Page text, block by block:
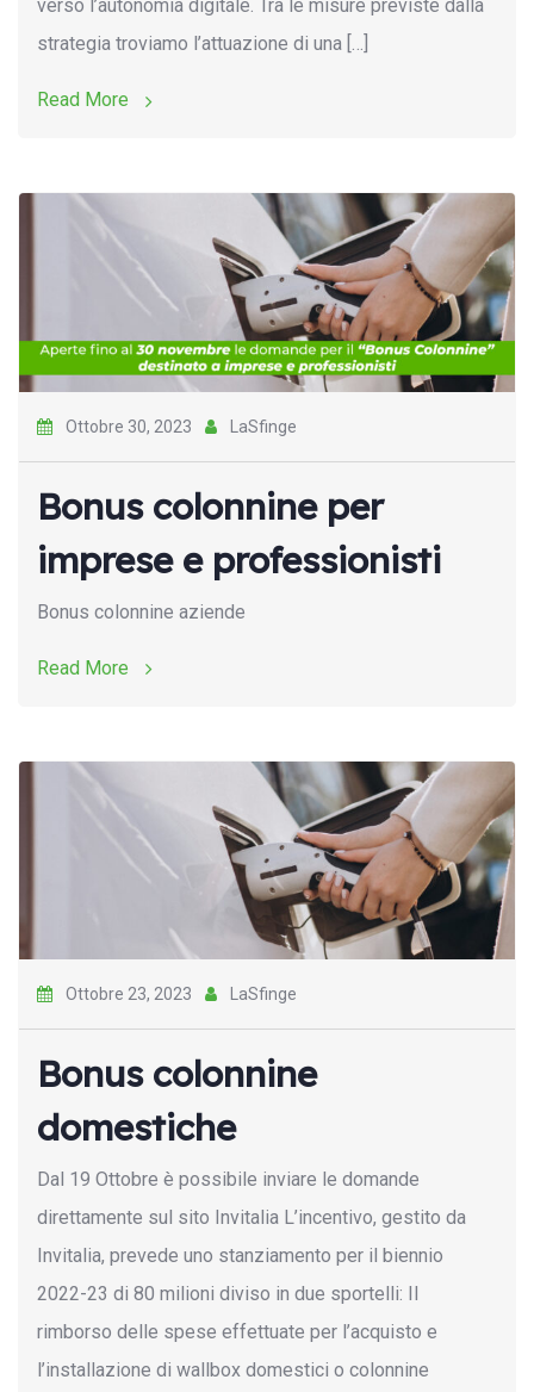
verso l’autonomia digitale. Tra le misure previste dalla
strategia troviamo l’attuazione di una […]
Read More
Ottobre 30, 2023 LaSfinge
Bonus colonnine per
imprese e professionisti
Bonus colonnine aziende
Read More
Ottobre 23, 2023 LaSfinge
Bonus colonnine
domestiche
Dal 19 Ottobre è possibile inviare le domande
direttamente sul sito Invitalia L’incentivo, gestito da
Invitalia, prevede uno stanziamento per il biennio
2022-23 di 80 milioni diviso in due sportelli: Il
rimborso delle spese effettuate per l’acquisto e
l’installazione di wallbox domestici o colonnine